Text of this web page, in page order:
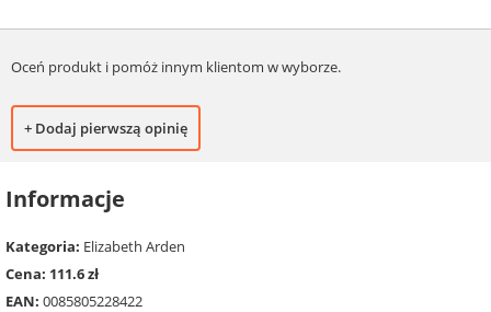
Oceń produkt i pomóż innym klientom w wyborze.
+ Dodaj pierwszą opinię
Informacje
Kategoria: Elizabeth Arden
Cena: 111.6 zł
EAN: 0085805228422